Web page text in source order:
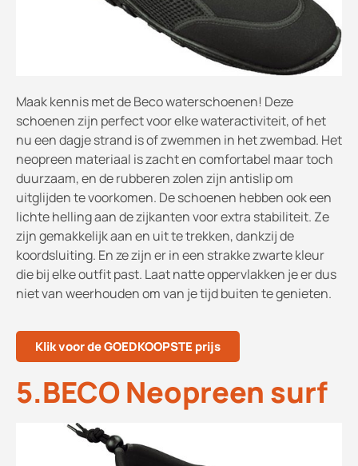
Maak kennis met de Beco waterschoenen! Deze
schoenen zijn perfect voor elke wateractiviteit, of het
nu een dagje strand is of zwemmen in het zwembad. Het
neopreen materiaal is zacht en comfortabel maar toch
duurzaam, en de rubberen zolen zijn antislip om
uitglijden te voorkomen. De schoenen hebben ook een
lichte helling aan de zijkanten voor extra stabiliteit. Ze
zijn gemakkelijk aan en uit te trekken, dankzij de
koordsluiting. En ze zijn er in een strakke zwarte kleur
die bij elke outfit past. Laat natte oppervlakken je er dus
niet van weerhouden om van je tijd buiten te genieten.
Klik voor de GOEDKOOPSTE prijs
5.BECO Neopreen surf